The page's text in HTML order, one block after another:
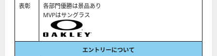
表彰
各部門優勝は景品あり
MVPはサングラス
エントリーについて